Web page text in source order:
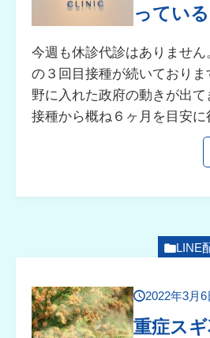
ってい
今週も休診代診はありませ
の３回目接種が続いており
野に入れた政府の動きが出て
接種から概ね６ヶ月を目安
LINE
2022年3月6
重症ス